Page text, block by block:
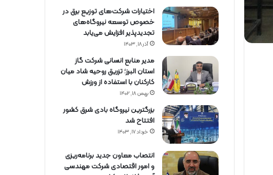
اختیارات شرکت‌های توزیع برق در
خصوص توسعه نیروگاه‌های
تجدیدپذیر افزایش می‌یابد
آذر ۱۸, ۱۴۰۳
مدیر منابع انسانی شرکت گاز
استان البرز؛ تزریق روحیه شاد میان
کارکنان با استفاده از ورزش
بهمن ۱۸, ۱۴۰۲
بزرگترین نیروگاه بادی شرق کشور
افتتاح شد
خرداد ۱۷, ۱۴۰۳
انتصاب معاون جدید برنامه‌ریزی
و امور اقتصادی شرکت مهندسی